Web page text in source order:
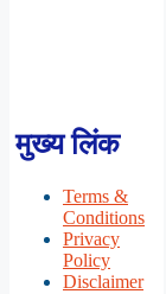
मुख्य लिंक
Terms &
Conditions
Privacy
Policy
Disclaimer